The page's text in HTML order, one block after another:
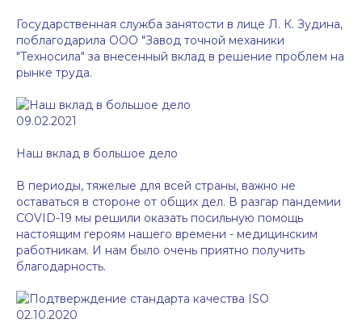
Государственная служба занятости в лице Л. К. Зудина,
поблагодарила ООО "Завод точной механики
"Техносила" за внесенный вклад в решение проблем на
рынке труда.
09.02.2021
Наш вклад в большое дело
В периоды, тяжелые для всей страны, важно не
оставаться в стороне от общих дел. В разгар пандемии
COVID-19 мы решили оказать посильную помощь
настоящим героям нашего времени - медицинским
работникам. И нам было очень приятно получить
благодарность.
02.10.2020